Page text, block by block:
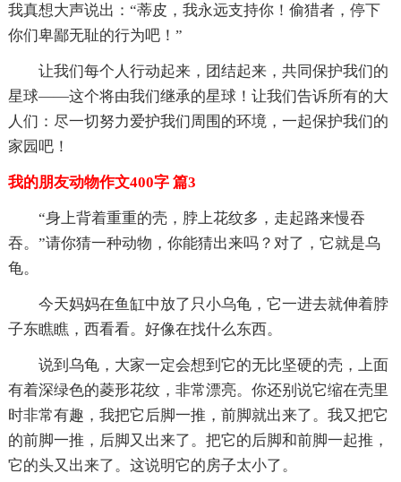
我真想大声说出：“蒂皮，我永远支持你！偷猎者，停下
你们卑鄙无耻的行为吧！”
让我们每个人行动起来，团结起来，共同保护我们的
星球——这个将由我们继承的星球！让我们告诉所有的大
人们：尽一切努力爱护我们周围的环境，一起保护我们的
家园吧！
我的朋友动物作文400字 篇3
“身上背着重重的壳，脖上花纹多，走起路来慢吞
吞。”请你猜一种动物，你能猜出来吗？对了，它就是乌
龟。
今天妈妈在鱼缸中放了只小乌龟，它一进去就伸着脖
子东瞧瞧，西看看。好像在找什么东西。
说到乌龟，大家一定会想到它的无比坚硬的壳，上面
有着深绿色的菱形花纹，非常漂亮。你还别说它缩在壳里
时非常有趣，我把它后脚一推，前脚就出来了。我又把它
的前脚一推，后脚又出来了。把它的后脚和前脚一起推，
它的头又出来了。这说明它的房子太小了。